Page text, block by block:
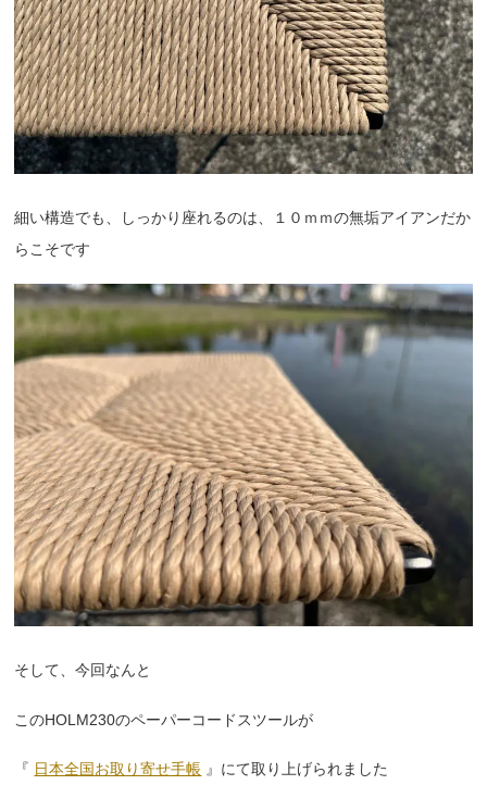
細い構造でも、しっかり座れるのは、１０ｍｍの無垢アイアンだか
らこそです
そして、今回なんと
このHOLM230のペーパーコードスツールが
『 日本全国お取り寄せ手帳 』にて取り上げられました